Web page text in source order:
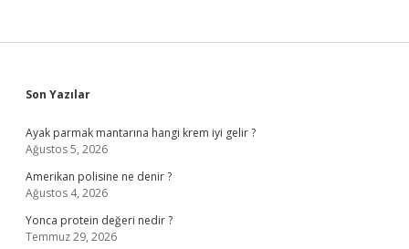
Sidebar
Son Yazılar
Ayak parmak mantarına hangi krem iyi gelir ?
Ağustos 5, 2026
Amerikan polisine ne denir ?
Ağustos 4, 2026
Yonca protein değeri nedir ?
Temmuz 29, 2026